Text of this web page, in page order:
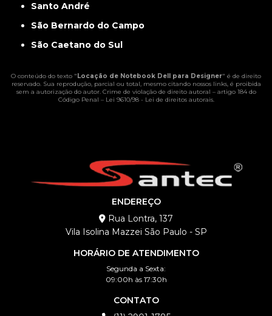
Santo André
São Bernardo do Campo
São Caetano do Sul
O conteúdo do texto " Locação de Notebook Dell para Designer" é de direito
reservado. Sua reprodução, parcial ou total, mesmo citando nossos links, é proibida
sem a autorização do autor. Crime de violação de direito autoral – artigo 184 do
Código Penal – Lei 9610/98 - Lei de direitos autorais.
ENDEREÇO
Rua Lontra, 137
Vila Isolina Mazzei São Paulo - SP
HORÁRIO DE ATENDIMENTO
Segunda a Sexta:
09:00h às 17:30h
CONTATO